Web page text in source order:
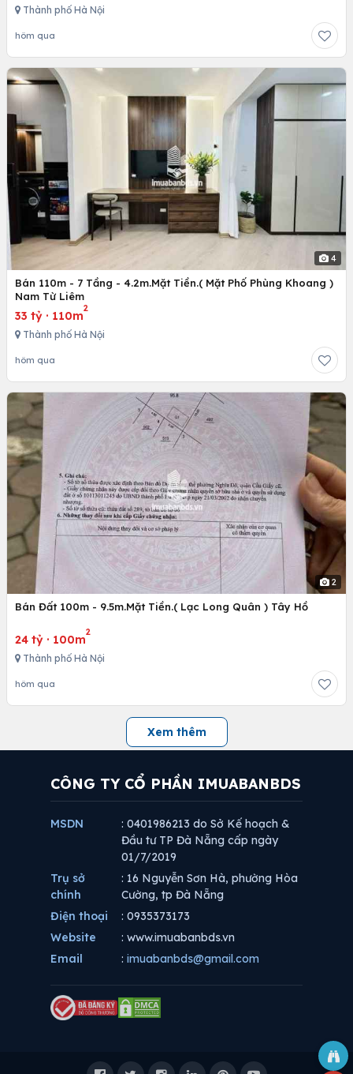
Thành phố Hà Nội
hôm qua
4
Bán 110m - 7 Tầng - 4.2m.Mặt Tiền.( Mặt Phố Phùng Khoang )
Nam Từ Liêm
33 tỷ · 110m
2
Thành phố Hà Nội
hôm qua
2
Bán Đất 100m - 9.5m.Mặt Tiền.( Lạc Long Quân ) Tây Hồ
24 tỷ · 100m
2
Thành phố Hà Nội
hôm qua
Xem thêm
CÔNG TY CỔ PHẦN IMUABANBDS
MSDN
: 0401986213 do Sở Kế hoạch &
Đầu tư TP Đà Nẵng cấp ngày
01/7/2019
Trụ sở
chính
: 16 Nguyễn Sơn Hà, phường Hòa
Cường, tp Đà Nẵng
Điện thoại
: 0935373173
Website
: www.imuabanbds.vn
Email
: imuabanbds@gmail.com